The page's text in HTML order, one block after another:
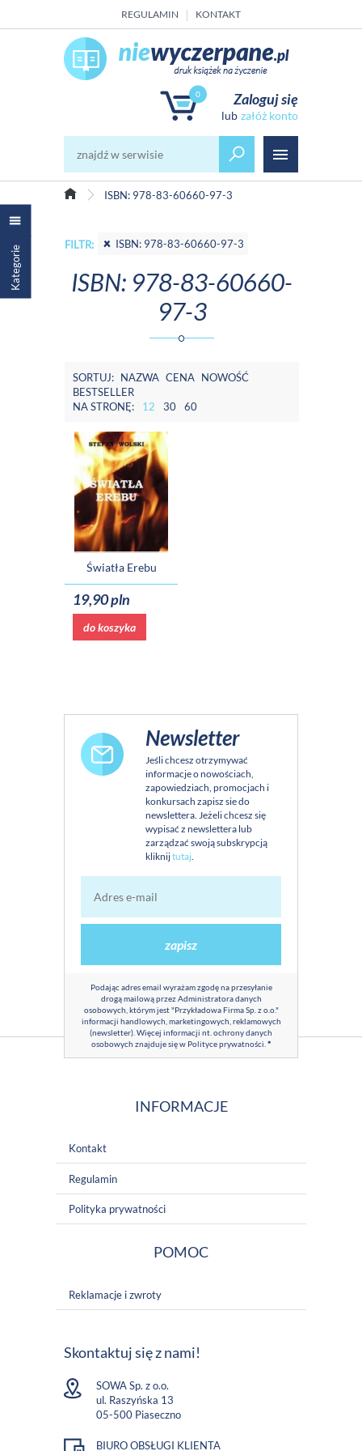
REGULAMIN KONTAKT
0 Zaloguj się
załóż konto
ISBN: 978-83-60660-97-3
Kategorie FILTR: ISBN: 978-83-60660-97-3
ISBN: 978-83-60660-
97-3
SORTUJ: NAZWA CENA NOWOŚĆ
BESTSELLER
NA STRONĘ:
12 30 60
Światła Erebu
19,90 pln
do koszyka
Newsletter
Jeśli chcesz otrzymywać
informacje o nowościach,
zapowiedziach, promocjach i
konkursach zapisz sie do
newslettera. Jeżeli chcesz się
wypisać z newslettera lub
zarządzać swoją subskrypcją
kliknijtutaj.
zapisz
Podając adres email wyrażam zgodę na przesyłanie
drogą mailową przez Administratora danych
osobowych, którym jest "Przykładowa Firma Sp. z o.o."
informacji handlowych, marketingowych, reklamowych
(newsletter). Więcej informacji nt. ochrony danych
osobowych znajduje się w Polityce prywatności *
INFORMACJE
Kontakt
Regulamin
Polityka prywatności
POMOC
Reklamacje i zwroty
Skontaktuj się z nami!
SOWA Sp. z o.o.
ul. Raszyńska 13
05-500 Piaseczno
BIURO OBSŁUGI KLIENTA